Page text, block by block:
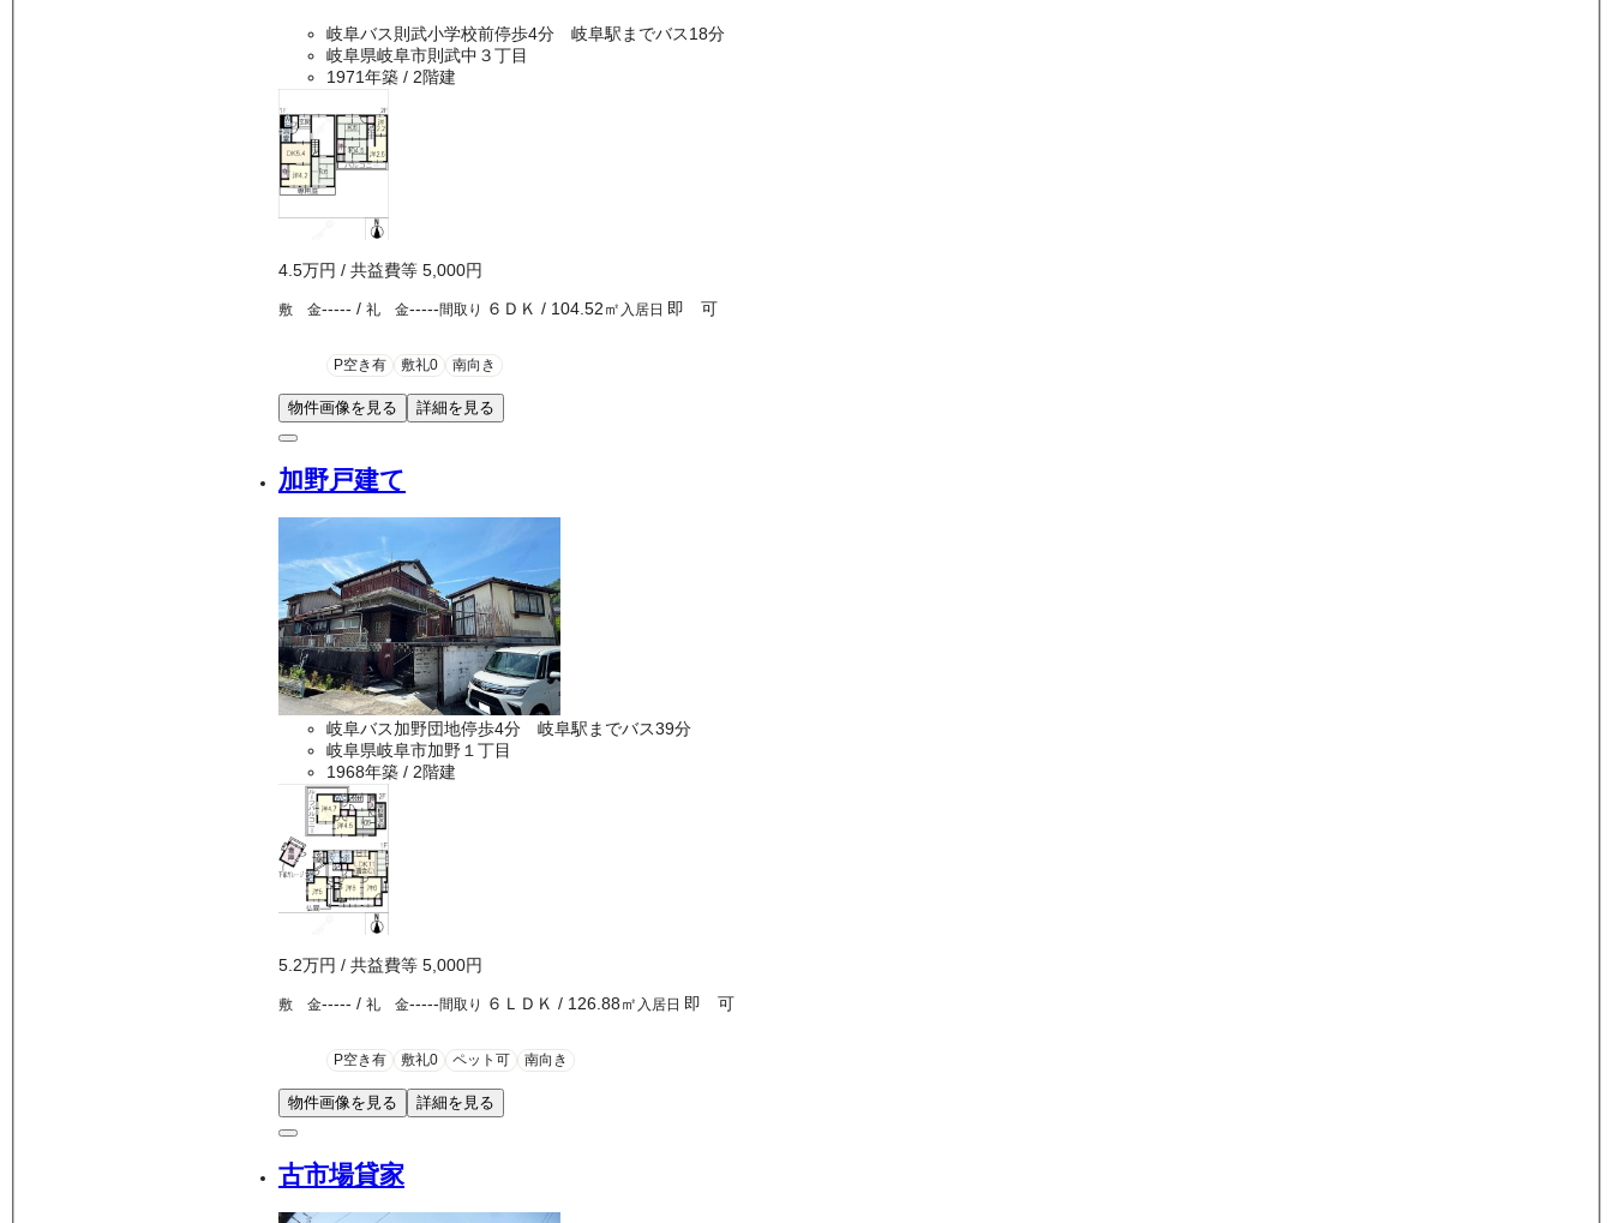
岐阜バス則武小学校前停歩4分 岐阜駅までバス18分
岐阜県岐阜市則武中３丁目
1971年築 / 2階建
4.5万円 / 共益費等 5,000円
敷 金----- / 礼 金-----間取り ６ＤＫ / 104.52㎡ 入居日 即 可
P空き有 敷礼0 南向き
物件画像を見る 詳細を見る
加野戸建て
岐阜バス加野団地停歩4分 岐阜駅までバス39分
岐阜県岐阜市加野１丁目
1968年築 / 2階建
5.2万円 / 共益費等 5,000円
敷 金----- / 礼 金-----間取り ６ＬＤＫ / 126.88㎡ 入居日 即 可
P空き有 敷礼0 ペット可 南向き
物件画像を見る 詳細を見る
古市場貸家